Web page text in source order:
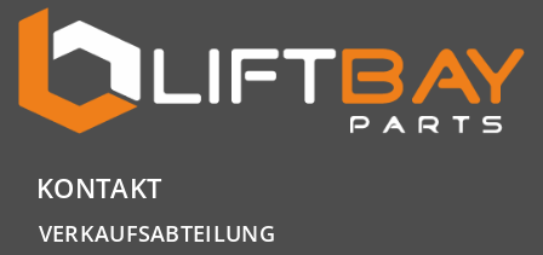
KONTAKT
VERKAUFSABTEILUNG